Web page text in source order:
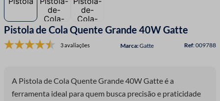
Pistola de Cola Quente Grande 40W Gatte
3 avaliações Gatte :009788
A Pistola de Cola Quente Grande 40W Gatte é a
ferramenta ideal para quem busca precisão e praticidade